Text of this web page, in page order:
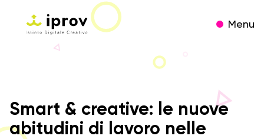
Menu
Smart & creative: le nuove
abitudini di lavoro nelle